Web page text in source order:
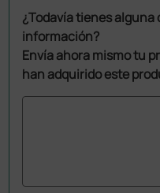
¿Todavía tienes alguna
información?
Envía ahora mismo tu
han adquirido este